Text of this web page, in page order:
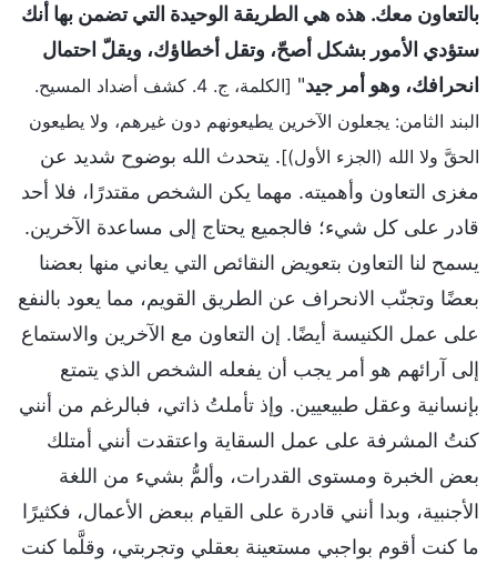
بالتعاون معك. هذه هي الطريقة الوحيدة التي تضمن بها أنك
ستؤدي الأمور بشكل أصحّ، وتقل أخطاؤك، ويقلّ احتمال
انحرافك، وهو أمر جيد"
[الكلمة، ج. 4. كشف أضداد المسيح.
البند الثامن: يجعلون الآخرين يطيعونهم دون غيرهم، ولا يطيعون
الحقَّ ولا الله (الجزء الأول)]. يتحدث الله بوضوح شديد عن
مغزى التعاون وأهميته. مهما يكن الشخص مقتدرًا، فلا أحد
قادر على كل شيء؛ فالجميع يحتاج إلى مساعدة الآخرين.
يسمح لنا التعاون بتعويض النقائص التي يعاني منها بعضنا
بعضًا وتجنّب الانحراف عن الطريق القويم، مما يعود بالنفع
على عمل الكنيسة أيضًا. إن التعاون مع الآخرين والاستماع
إلى آرائهم هو أمر يجب أن يفعله الشخص الذي يتمتع
بإنسانية وعقل طبيعيين. وإذ تأملتُ ذاتي، فبالرغم من أنني
كنتُ المشرفة على عمل السقاية واعتقدت أنني أمتلك
بعض الخبرة ومستوى القدرات، وألمُّ بشيء من اللغة
الأجنبية، وبدا أنني قادرة على القيام ببعض الأعمال، فكثيرًا
ما كنت أقوم بواجبي مستعينة بعقلي وتجربتي، وقلَّما كنت